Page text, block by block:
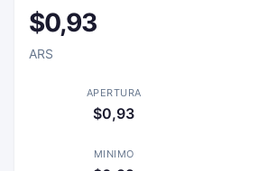
$0,93
ARS
APERTURA
$0,93
MINIMO